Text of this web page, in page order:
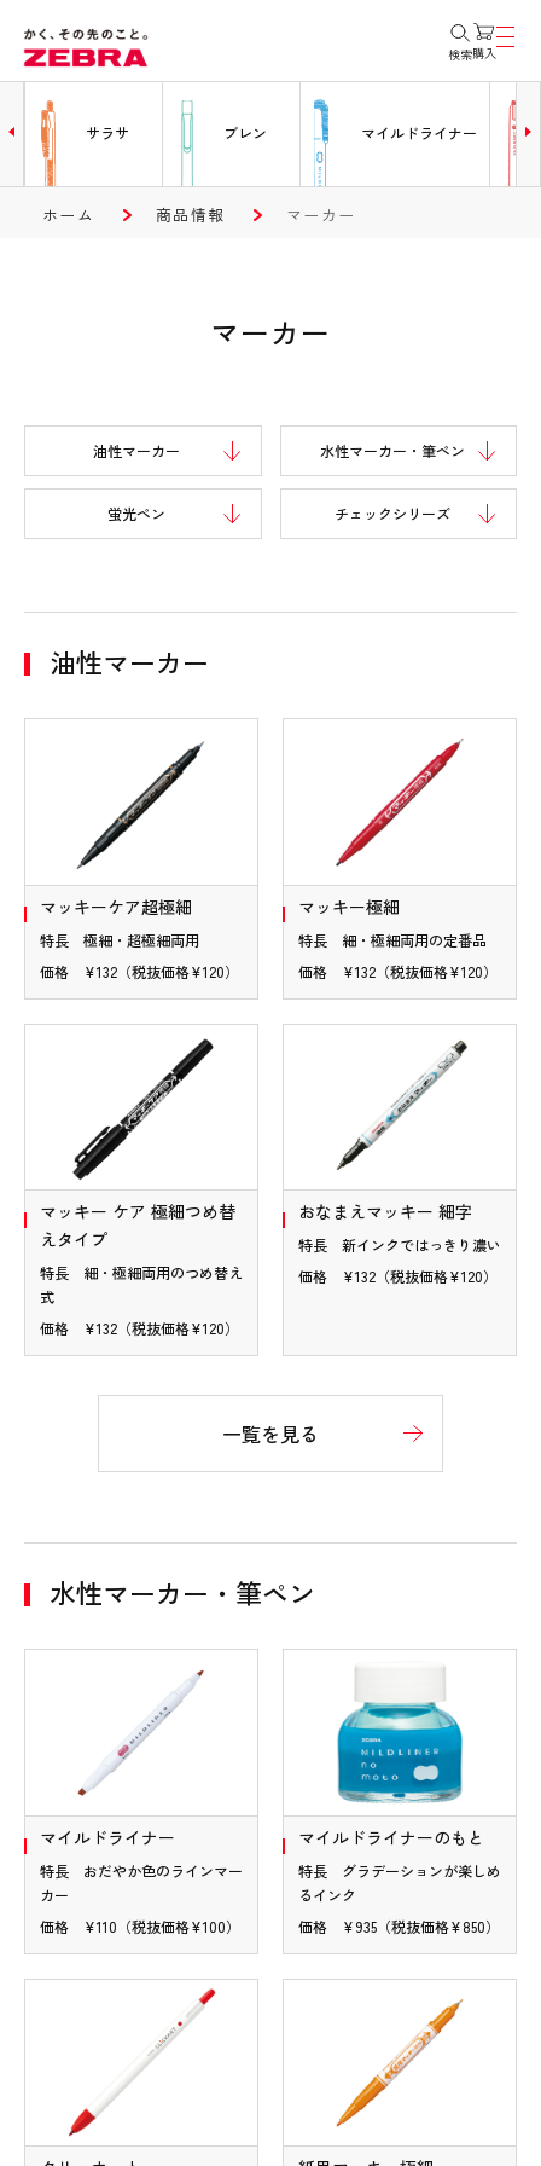
検索購入
サラサ ブレン マイルドライナー
ホーム 商品情報 マーカー
マーカー
油性マーカー 水性マーカー・筆ペン
蛍光ペン チェックシリーズ
油性マーカー
マッキーケア超極細
特長 極細・超極細両用
価格 ¥132（税抜価格¥120）
マッキー極細
特長 細・極細両用の定番品
価格 ¥132（税抜価格¥120）
マッキー ケア 極細つめ替
えタイプ
特長 細・極細両用のつめ替え
式
価格 ¥132（税抜価格¥120）
おなまえマッキー 細字
特長 新インクではっきり濃い
価格 ¥132（税抜価格¥120）
一覧を見る
水性マーカー・筆ペン
マイルドライナー
特長 おだやか色のラインマー
カー
価格 ¥110（税抜価格¥100）
マイルドライナーのもと
特長 グラデーションが楽しめ
るインク
価格 ¥935（税抜価格¥850）